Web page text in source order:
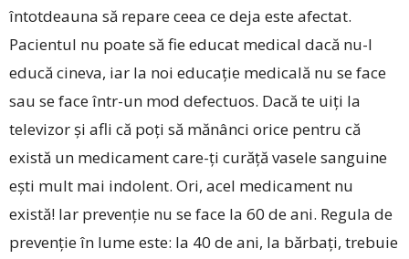
întotdeauna să repare ceea ce deja este afectat.
Pacientul nu poate să fie educat medical dacă nu-l
educă cineva, iar la noi educație medicală nu se face
sau se face într-un mod defectuos. Dacă te uiți la
televizor și afli că poți să mănânci orice pentru că
există un medicament care-ți curăță vasele sanguine
ești mult mai indolent. Ori, acel medicament nu
există! Iar prevenție nu se face la 60 de ani. Regula de
prevenție în lume este: la 40 de ani, la bărbați, trebuie